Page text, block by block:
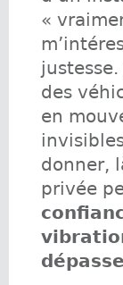
«
des
en
donner,
privée